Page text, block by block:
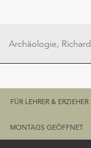
Schnellzugriff
FÜR LEHRER & ERZIEHER
MONTAGS GEÖFFNET